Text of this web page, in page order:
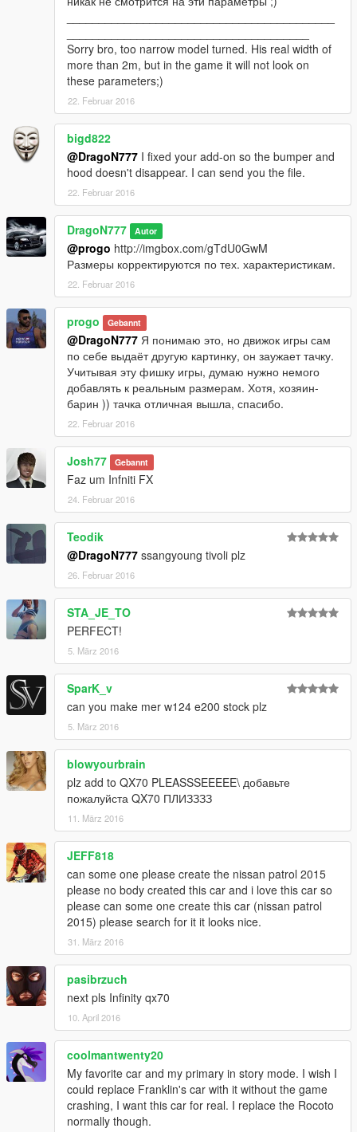
Sorry bro, too narrow model turned. His real width of
more than 2m, but in the game it will not look on
these parameters;)
22. Februar 2016
bigd822
@DragoN777 I fixed your add-on so the bumper and
hood doesn't disappear. I can send you the file.
22. Februar 2016
DragoN777 Autor
@progo http://imgbox.com/gTdU0GwM
Размеры корректируются по тех. характеристикам.
22. Februar 2016
progo Gebannt
@DragoN777 Я понимаю это, но движок игры сам
по себе выдаёт другую картинку, он заужает тачку.
Учитывая эту фишку игры, думаю нужно немого
добавлять к реальным размерам. Хотя, хозяин-
барин )) тачка отличная вышла, спасибо.
22. Februar 2016
Josh77 Gebannt
Faz um Infniti FX
24. Februar 2016
Teodik
@DragoN777 ssangyoung tivoli plz
26. Februar 2016
STA_JE_TO
PERFECT!
5. März 2016
SparK_v
can you make mer w124 e200 stock plz
5. März 2016
blowyourbrain
plz add to QX70 PLEASSSEEEEE\ добавьте
пожалуйста QX70 ПЛИЗЗЗЗ
11. März 2016
JEFF818
can some one please create the nissan patrol 2015
please no body created this car and i love this car so
please can some one create this car (nissan patrol
2015) please search for it it looks nice.
31. März 2016
pasibrzuch
next pls Infinity qx70
10. April 2016
coolmantwenty20
My favorite car and my primary in story mode. I wish I
could replace Franklin's car with it without the game
crashing, I want this car for real. I replace the Rocoto
normally though.